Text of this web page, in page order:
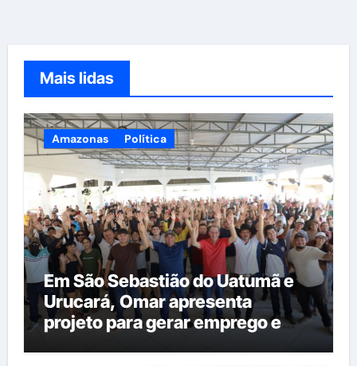
Mais lidas
Amazonas Política
Em São Sebastião do Uatumã e
Urucará, Omar apresenta
projeto para gerar emprego e